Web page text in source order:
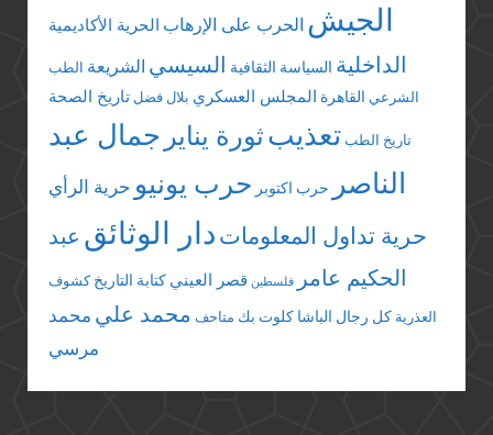
الجيش الحرب على الإرهاب الحرية الأكاديمية
الداخلية السياسة الثقافية السيسي الشريعة الطب
الشرعي القاهرة المجلس العسكري بلال فضل تاريخ الصحة
تاريخ الطب تعذيبثورة يناير جمال عبد
الناصر
حرب اكتوبر حرب يونيو حرية الرأي
حرية تداول المعلومات دار الوثائق عبد
الحكيم عامر
فلسطين قصر العيني كتابة التاريخ كشوف
العذرية كل رجال الباشا كلوت بك متاحف محمد علي محمد
مرسي